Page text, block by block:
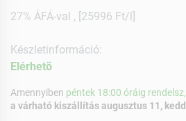
27% ÁFÁ-val , [25996 Ft/l]
Készletinformáció:
Elérhetõ
Amennyiben péntek 18:00 óráig rendelsz,
a várható kiszállítás augusztus 11, kedd